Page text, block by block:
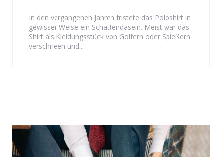
In den vergangenen Jahren fristete das Poloshirt in
gewisser Weise ein Schattendasein. Meist war das
Shirt als Kleidungsstück von Golfern oder Spießern
verschrieen und...